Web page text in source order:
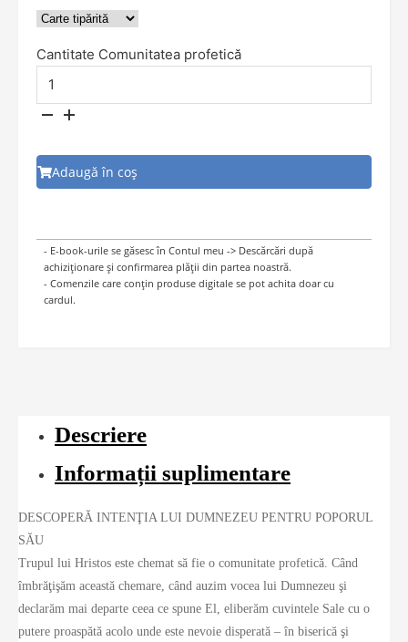
Cantitate Comunitatea profetică
Adaugă în coș
- E-book-urile se găsesc în Contul meu -> Descărcări după
achiziționare și confirmarea plății din partea noastră.
- Comenzile care conțin produse digitale se pot achita doar cu
cardul.
Descriere
Informații suplimentare
DESCOPERĂ INTENŢIA LUI DUMNEZEU PENTRU POPORUL
SĂU
Trupul lui Hristos este chemat să fie o comunitate profetică. Când
îmbrăţişăm această chemare, când auzim vocea lui Dumnezeu şi
declarăm mai departe ceea ce spune El, eliberăm cuvintele Sale cu o
putere proaspătă acolo unde este nevoie disperată – în biserică şi